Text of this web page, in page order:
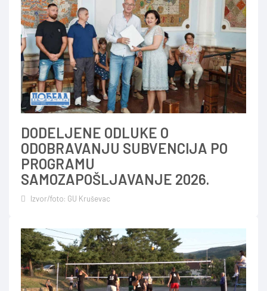
DODELJENE ODLUKE O
ODOBRAVANJU SUBVENCIJA PO
PROGRAMU
SAMOZAPOŠLJAVANJE 2026.
Izvor/foto: GU Kruševac